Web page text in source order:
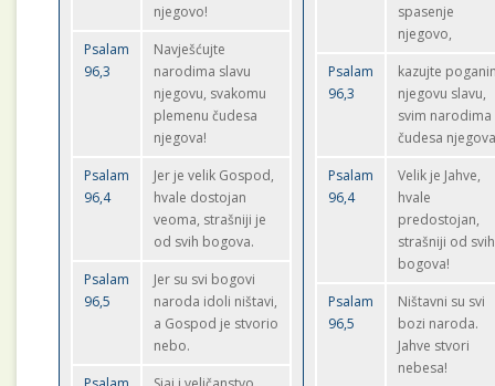
njegovo!
Psalam
96,3
Navješćujte
narodima slavu
njegovu, svakomu
plemenu čudesa
njegova!
Psalam
96,4
Jer je velik Gospod,
hvale dostojan
veoma, strašniji je
od svih bogova.
Psalam
96,5
Jer su svi bogovi
naroda idoli ništavi,
a Gospod je stvorio
nebo.
spasenje
njegovo,
Psalam
96,3
kazujte
njegovu slavu,
svim narodima
čudesa
Psalam
96,4
Velik je Jahve,
hvale
predostojan,
strašniji od svih
bogova!
Psalam
96,5
Ništavni su svi
bozi naroda.
Jahve stvori
nebesa!